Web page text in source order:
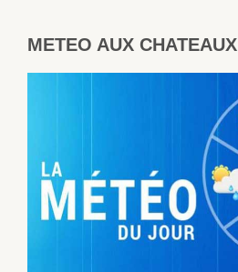
METEO AUX CHATEAUX